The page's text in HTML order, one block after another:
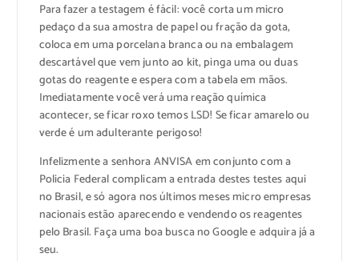
Para fazer a testagem é fácil: você corta um micro
pedaço da sua amostra de papel ou fração da gota,
coloca em uma porcelana branca ou na embalagem
descartável que vem junto ao kit, pinga uma ou duas
gotas do reagente e espera com a tabela em mãos.
Imediatamente você verá uma reação química
acontecer, se ficar roxo temos LSD! Se ficar amarelo ou
verde é um adulterante perigoso!
Infelizmente a senhora ANVISA em conjunto com a
Policia Federal complicam a entrada destes testes aqui
no Brasil, e só agora nos últimos meses micro empresas
nacionais estão aparecendo e vendendo os reagentes
pelo Brasil. Faça uma boa busca no Google e adquira já a
seu.